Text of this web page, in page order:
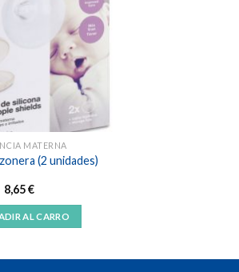
Añadir
a la
lista de
deseos
MATERNA
(2 unidades)
8,65€
AL CARRO